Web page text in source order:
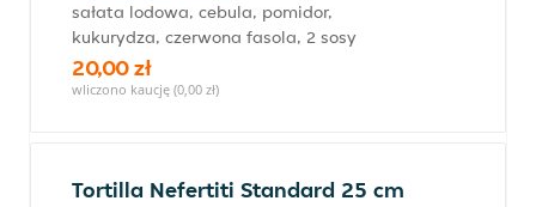
sałata lodowa, cebula, pomidor,
kukurydza, czerwona fasola, 2 sosy
20,00 zł
wliczono kaucję (0,00 zł)
Tortilla Nefertiti Standard 25 cm